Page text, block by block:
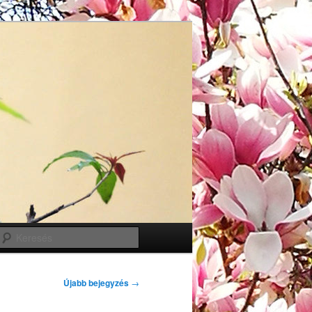
Újabb bejegyzés →